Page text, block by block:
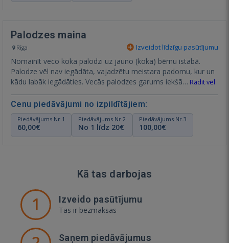
Palodzes maina
Rīga Izveidot līdzīgu pasūtījumu
Nomainīt veco koka palodzi uz jauno (koka) bērnu istabā.
Palodze vēl nav iegādāta, vajadzētu meistara padomu, kur un
kādu labāk iegādāties. Vecās palodzes garums iekšā… Rādīt vēl
Cenu piedāvājumi no izpildītājiem:
Piedāvājums Nr.1
60,00€
Piedāvājums Nr.2
No 1 līdz 20€
Piedāvājums Nr.3
100,00€
Kā tas darbojas
1 Izveido pasūtījumu
Tas ir bezmaksas
Saņem piedāvājumus